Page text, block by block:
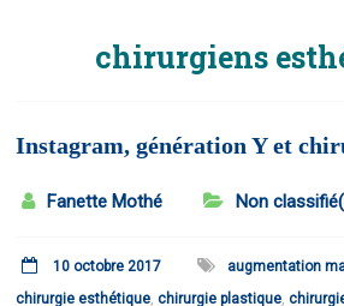
chirurgiens
Instagram, génération Y et
Fanette Mothé Non
10 octobre 2017 augmentation
chirurgie esthétique,chirurgie plastique,